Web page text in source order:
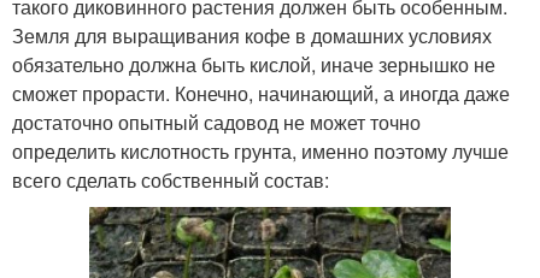
такого диковинного растения должен быть особенным.
Земля для выращивания кофе в домашних условиях
обязательно должна быть кислой, иначе зернышко не
сможет прорасти. Конечно, начинающий, а иногда даже
достаточно опытный садовод не может точно
определить кислотность грунта, именно поэтому лучше
всего сделать собственный состав: